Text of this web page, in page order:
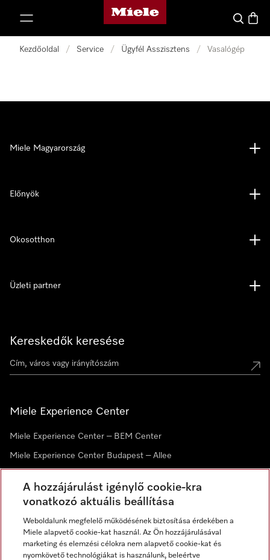
Miele honlapja
Kereses
Kezdőoldal / Service / Ügyfél Asszisztens / Vasalógép
Kereskedők keresése
Miele Experience Center
Miele Experience Center – BEM Center
Miele Experience Center Budapest – Allee
Hírlevél
Miele Magyarország
Előnyök
Okosotthon
Üzleti partner
A hozzájárulást igénylő cookie-kra
vonatkozó aktuális beállítása
Weboldalunk megfelelő működésének biztosítása érdekében a
Miele alapvető cookie-kat használ. Az Ön hozzájárulásával
marketing és elemzési célokra nem alapvető cookie-kat és
nyomkövető technológiákat is használunk, beleértve